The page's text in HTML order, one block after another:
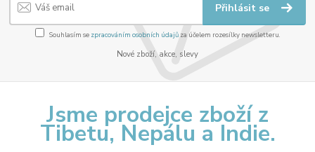
Přihlásit se
Souhlasím se zpracováním osobních údajůza účelem rozesílky newsletteru.
Nové zboží, akce, slevy
Jsme prodejce zboží z
Tibetu, Nepálu a Indie.